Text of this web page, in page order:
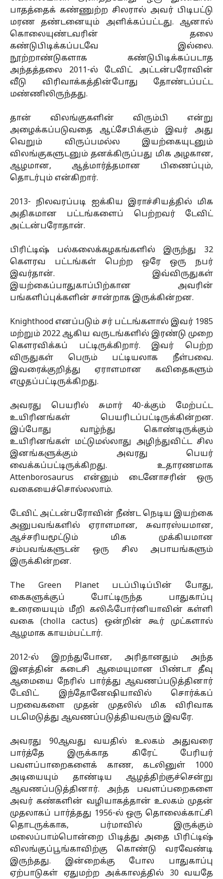
பாதத்தைக் கண்ணுற்ற சிலரால் அவர் பிடிபட்டு
மரண தண்டனையும் அளிக்கப்பட்டது. ஆனால்
கொலையுண்டவரின் தலை
கண்டுபிடிக்கப்படவே இல்லை.
நூற்றாண்டுகளாக கண்டுபிடிக்கப்படாத
அந்தத்தலை 2011-ல் டேவிட் அட்டன்பரோவின்
வீடு விரிவாக்கத்தின்போது தோண்டப்பட்ட
மண்ணிலிருந்தது.
தான் விலங்குகளின் விரும்பி என்று
அழைக்கப்படுவதை ஆட்சேபிக்கும் இவர் அது
வெறும் விருப்பமல்ல இயற்கையுடனும்
விலங்குகளுடனும் தனக்கிருப்பது மிக அழகான,
ஆழமான, ஆத்மார்த்தமான பிணைப்பும்,
தொடர்பும் என்கிறார்.
2013- நிலவரப்படி ஐக்கிய இராச்சியத்தில் மிக
அதிகமான பட்டங்களைப் பெற்றவர் டேவிட்
அட்டன்பரோதான்.
பிரிட்டிஷ் பல்கலைக்கழகங்களில் இருந்து 32
கெளரவ பட்டங்கள் பெற்ற ஒரே ஒரு நபர்
இவர்தான். இவ்விருதுகள்
இயற்கைப்பாதுகாப்பிற்கான அவரின்
பங்களிப்புக்களின் சான்றாக இருக்கின்றன.
Knighthood எனப்படும் சர் பட்டங்களால் இவர் 1985
மற்றும் 2022 ஆகிய வருடங்களில் இரண்டு முறை
கெளரவிக்கப் பட்டிருக்கிறார். இவர் பெற்ற
விருதுகள் பெரும் பட்டியலாக நீள்பவை.
இவரைக்குறித்து ஏராளமான கவிதைகளும்
எழுதப்பட்டிருக்கிறது.
அவரது பெயரில் சுமார் 40-க்கும் மேற்பட்ட
உயிரினங்கள் பெயரிடப்பட்டிருக்கின்றன.
இப்போது வாழ்ந்து கொண்டிருக்கும்
உயிரினங்கள் மட்டுமல்லாது அழிந்துவிட்ட சில
இனங்களுக்கும் அவரது பெயர்
வைக்கப்பட்டிருக்கிறது. உதாரணமாக
Attenborosaurus என்னும் டைனோசரின் ஒரு
வகையைச்சொல்லலாம்.
டேவிட் அட்டன்பரோவின் நீண்ட நெடிய இயற்கை
அனுபவங்களில் ஏராளமான, சுவாரஸ்யமான,
ஆச்சரியமூட்டும் மிக முக்கியமான
சம்பவங்களுடன் ஒரு சில அபாயங்களும்
இருக்கின்றன.
The Green Planet படப்பிடிப்பின் போது,
கைகளுக்குப் போட்டிருந்த பாதுகாப்பு
உரையையும் மீறி கலிஃபோர்னியாவின் கள்ளி
வகை (cholla cactus) ஒன்றின் கூர் முட்களால்
ஆழமாக காயம்பட்டார்.
2012-ல் இறந்துபோன, அரிதானதும் அந்த
இனத்தின் கடைசி ஆமையுமான பிண்டா தீவு
ஆமையை நேரில் பார்த்து ஆவணப்படுத்தினார்
டேவிட். இந்தோனேஷியாவில் சொர்க்கப்
பறவைகளை முதன் முதலில் மிக விரிவாக
படமெடுத்து ஆவணப்படுத்தியவரும் இவரே.
அவரது 90ஆவது வயதில் உலகம் அதுவரை
பார்த்தே இருக்காத கிரேட் பேரியர்
பவளப்பாறைகளைக் காண, கடலினுள் 1000
அடியையும் தாண்டிய ஆழத்திற்குச்சென்று
ஆவணப்படுத்தினார். அந்த பவளப்பறைகளை
அவர் கண்களின் வழியாகத்தான் உலகம் முதன்
முதலாகப் பார்த்தது 1956-ல் ஒரு தொலைக்காட்சி
தொடருக்காக, பர்மாவில் இருக்கும்
மலைப்பாம்பொன்றை பிடித்து அதை பிரிட்டிஷ்
விலங்குப்பூங்காவிற்கு கொண்டு வரவேண்டி
இருந்தது. இன்றைக்கு போல பாதுகாப்பு
ஏற்பாடுகள் ஏதுமற்ற அக்காலத்தில் 30 வயதே